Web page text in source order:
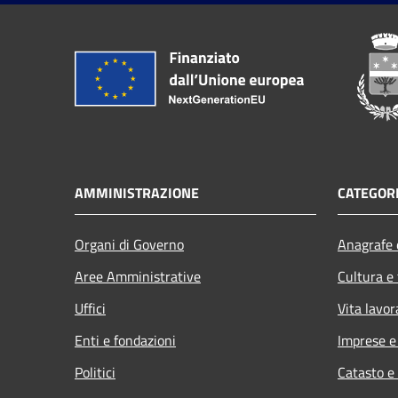
AMMINISTRAZIONE
Organi di Governo
Aree Amministrative
Uffici
Enti e fondazioni
Politici
Cultura
Vita
Imprese
Catasto